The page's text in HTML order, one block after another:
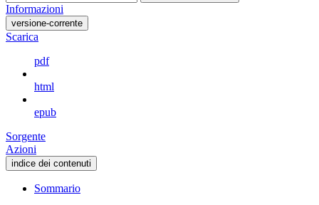
Informazioni
versione-corrente
Scarica
pdf
html
epub
Sorgente
Azioni
indice dei contenuti
Sommario